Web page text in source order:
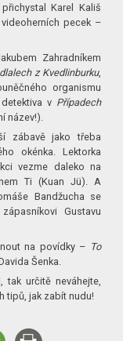
Karel Kališ
pecek –
Zahradníkem
z Kvedlinburku,
organismu
v Případech
název!).
zábavě jako třeba
okénka. Lektorka
vezme daleko na
Ti (Kuan Jü). A
Bandžucha se
Gustavu
na povídky – To
Šenka.
tak určitě neváhejte,
tipů, jak zabít nudu!